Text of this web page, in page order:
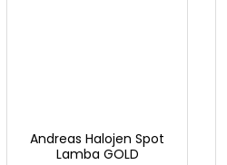
Andreas Halojen Spot
Lamba GOLD